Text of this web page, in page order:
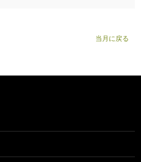
当月に戻る